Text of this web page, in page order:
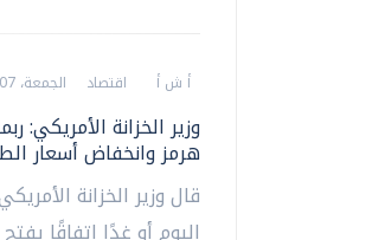
أ ش أ اقتصاد الجمعة، 07 اغسطس 2026 07:42 م
وزير الخزانة
هرمز وانخفاض أسعار
قال وزير الخزانة
اليوم أو غدًا اتفاقًا يفتح مضيق